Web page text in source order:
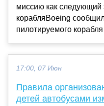
миссию как следующий
корабляBoeing
пилотируемого
17:00, 07 Июн
Правила
детей автобусами